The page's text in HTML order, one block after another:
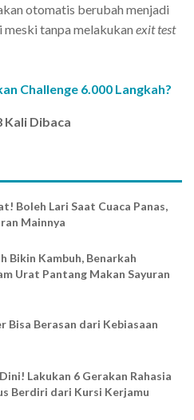
otomatis berubah menjadi
tanpa melakukan exit test
Challenge 6.000 Langkah?
Kali Dibaca
Boleh Lari Saat Cuaca Panas,
Mainnya
Bikin Kambuh, Benarkah
Urat Pantang Makan Sayuran
Bisa Berasan dari Kebiasaan
Lakukan 6 Gerakan Rahasia
Berdiri dari Kursi Kerjamu